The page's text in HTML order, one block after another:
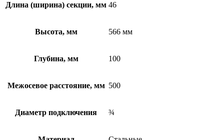
Длина (ширина) секции, мм 46
Высота, мм 566 мм
Глубина, мм 100
Межосевое расстояние, мм 500
Диаметр подключения ¾